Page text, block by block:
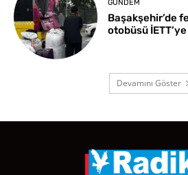
GÜNDEM
Başakşehir’de
otobüsü
Devamını Göster